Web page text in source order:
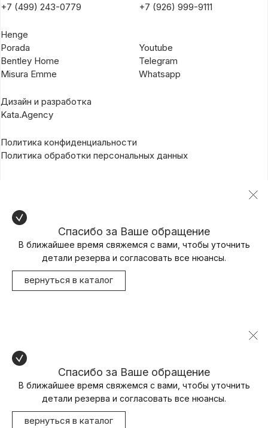
+7 (499) 243-0779
+7 (926) 999-9111
Henge
Porada
Bentley Home
Misura Emme
Youtube
Telegram
Whatsapp
Дизайн и разработка
Kata.Agency
Политика конфиденциальности
Политика обработки персональных данных
Спасибо за Ваше обращение
В ближайшее время свяжемся с вами, чтобы уточнить
детали резерва и согласовать все нюансы.
вернуться в каталог
Спасибо за Ваше обращение
В ближайшее время свяжемся с вами, чтобы уточнить
детали резерва и согласовать все нюансы.
вернуться в каталог